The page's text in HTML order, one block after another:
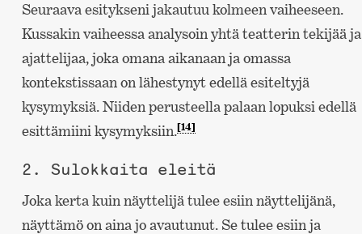
Seuraava esitykseni jakautuu kolmeen vaiheeseen.
Kussakin vaiheessa analysoin yhtä teatterin tekijää ja
ajattelijaa, joka omana aikanaan ja omassa
kontekstissaan on lähestynyt edellä esiteltyjä
kysymyksiä. Niiden perusteella palaan lopuksi edellä
esittämiini kysymyksiin.[14]
2. Sulokkaita eleitä
Joka kerta kuin näyttelijä tulee esiin näyttelijänä,
näyttämö on aina jo avautunut. Se tulee esiin ja